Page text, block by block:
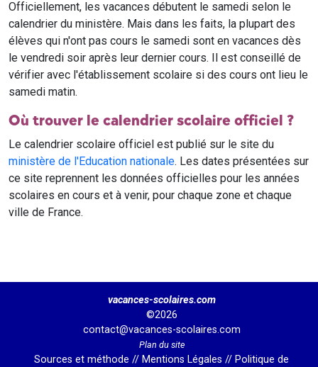
Officiellement, les vacances débutent le samedi selon le
calendrier du ministère. Mais dans les faits, la plupart des
élèves qui n'ont pas cours le samedi sont en vacances dès
le vendredi soir après leur dernier cours. Il est conseillé de
vérifier avec l'établissement scolaire si des cours ont lieu le
samedi matin.
Où trouver le calendrier scolaire officiel ?
Le calendrier scolaire officiel est publié sur le site du
ministère de l'Education nationale. Les dates présentées sur
ce site reprennent les données officielles pour les années
scolaires en cours et à venir, pour chaque zone et chaque
ville de France.
vacances-scolaires.com
©2026
contact@vacances-scolaires.com
Plan du site
Sources et méthode // Mentions Légales // Politique de